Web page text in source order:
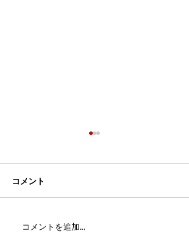
MFC DREAM FIGHT 24にご
コメント
コメントを追加…